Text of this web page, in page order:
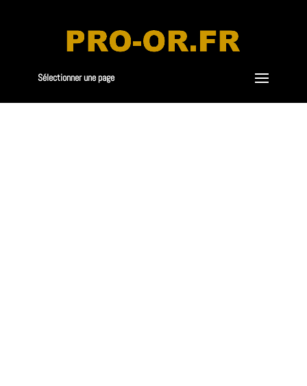
Sélectionner une page